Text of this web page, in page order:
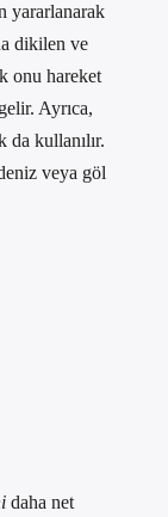
yararlanarak
dikilen ve
onu hareket
Ayrıca,
da kullanılır.
veya göl
daha net